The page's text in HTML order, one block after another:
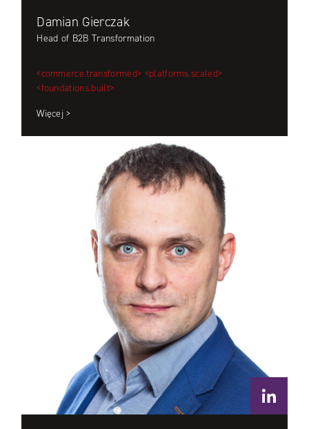
Damian Gierczak
Head of B2B Transformation
<commerce.transformed> <platforms.scaled>
<foundations.built>
Więcej >